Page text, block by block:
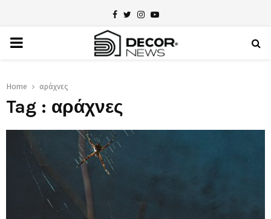
Facebook
TwitterInstagram
Youtube
PRIMARY
Home αράχνες
Tag : αράχνες